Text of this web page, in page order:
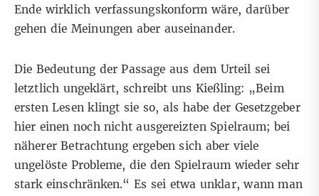
Ende wirklich verfassungskonform wäre, darüber
gehen die Meinungen aber auseinander.
Die Bedeutung der Passage aus dem Urteil sei
letztlich ungeklärt, schreibt uns Kießling: „Beim
ersten Lesen klingt sie so, als habe der Gesetzgeber
hier einen noch nicht ausgereizten Spielraum; bei
näherer Betrachtung ergeben sich aber viele
ungelöste Probleme, die den Spielraum wieder sehr
stark einschränken.“ Es sei etwa unklar, wann man